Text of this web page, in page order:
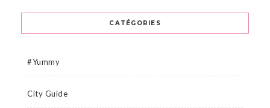
CATÉGORIES
#Yummy
City Guide